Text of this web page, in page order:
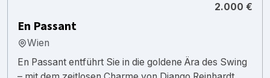
2.000 €
En Passant
Wien
En Passant entführt Sie in die goldene Ära des Swing